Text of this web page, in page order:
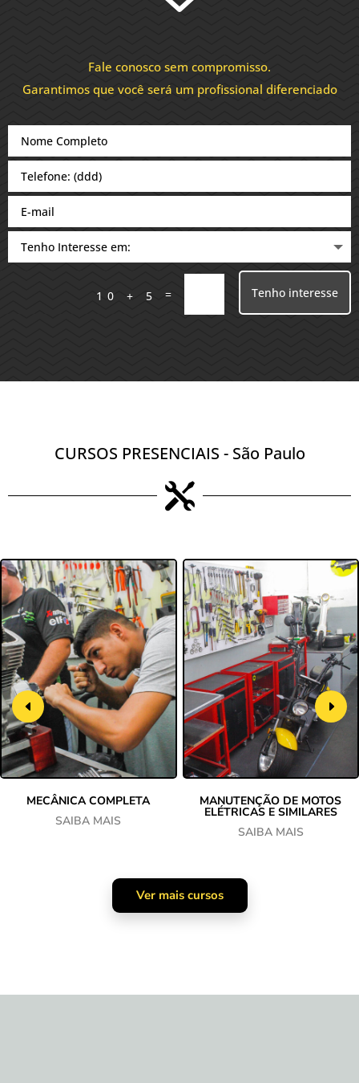
Fale conosco sem compromisso.
Garantimos que você será um profissional diferenciado
10 + 5 = Tenho interesse
CURSOS PRESENCIAIS - São Paulo

MECÂNICA COMPLETA
SAIBA MAIS
MANUTENÇÃO DE MOTOS
ELÉTRICAS E SIMILARES
SAIBA MAIS
Ver mais cursos